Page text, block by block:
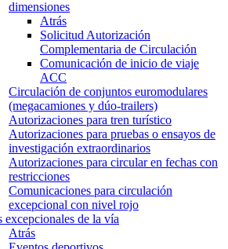
dimensiones
Atrás
Solicitud Autorización
Complementaria de Circulación
Comunicación de inicio de viaje
ACC
Circulación de conjuntos euromodulares
(megacamiones y dúo-trailers)
Autorizaciones para tren turístico
Autorizaciones para pruebas o ensayos de
investigación extraordinarios
Autorizaciones para circular en fechas con
restricciones
Comunicaciones para circulación
excepcional con nivel rojo
excepcionales de la vía
Atrás